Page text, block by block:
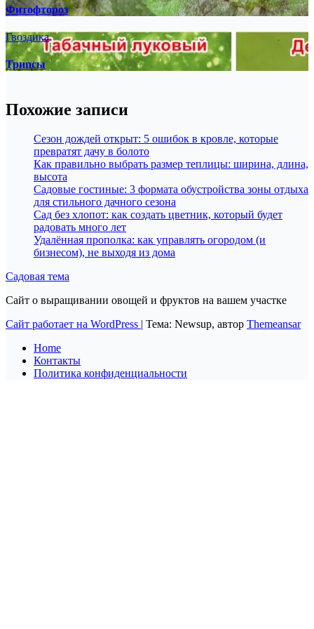
Фитофтороз
Гвоздика
Трипсы
Похожие записи
Сезон дождей открыт: 5 ошибок в кровле, которые
превратят дачу в болото
Как правильно выбрать размер теплицы: ширина, длина,
высота
Садовые гостиные: 3 формата обустройства зоны отдыха
для стильного дачного сезона
Сад без хлопот: как создать цветник, который будет
радовать много лет
Удалённая прополка: как управлять огородом (и
бизнесом), не выходя из дома
Садовая тема
Сайт о выращивании овощей и фруктов на вашем участке
Сайт работает на WordPress | Тема: Newsup, автор Themeansar
Home
Контакты
Политика конфиденциальности